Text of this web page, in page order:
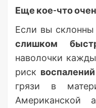
Еще кое-что
Если вы
слишком
наволочки
риск
грязи в
Американской